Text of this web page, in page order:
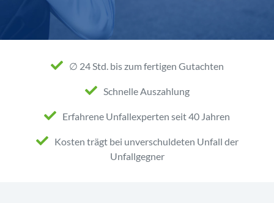
∅ 24 Std. bis zum fertigen Gutachten
Schnelle Auszahlung
Erfahrene Unfallexperten seit 40 Jahren
Kosten trägt bei unverschuldeten Unfall der
Unfallgegner